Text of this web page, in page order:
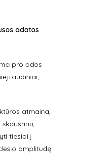
adatos
pro odos
audiniai,
atmaina,
tiesiai į
amplitudę.